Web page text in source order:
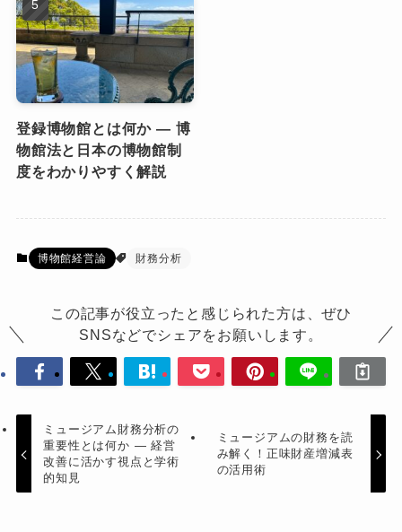
登録博物館とは何か ― 博
物館法と日本の博物館制
度をわかりやすく解説
博物館経営論 財務分析
この記事が役立ったと感じられた方は、ぜひ
SNSなどでシェアをお願いします。
ミュージアム財務分析の
重要性とは何か ― 経営
改善に活かす視点と学術
的知見
ミュージアムの財務を読
み解く！正味財産増減表
の活用術